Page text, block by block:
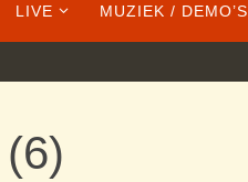
LIVE MUZIEK / DEMO’S